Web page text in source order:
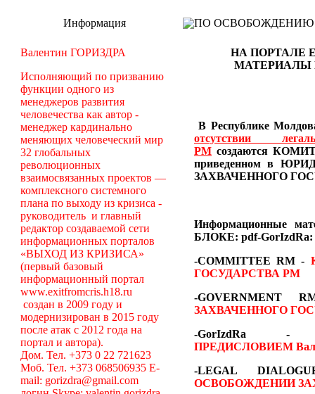
Информация
Валентин ГОРИЗДРА
Исполняющий по призванию
функции одного из
менеджеров развития
человечества как автор -
менеджер кардинально
меняющих человеческий мир
32 глобальных
революционных
взаимосвязанных проектов —
комплексного системного
плана по выходу из кризиса -
руководитель и главный
редактор создаваемой сети
информационных порталов
«ВЫХОД ИЗ КРИЗИСА»
(первый базовый
информационный портал
www.exitfromcris.h18.ru
создан в 2009 году и
модернизирован в 2015 году
после атак с 2012 года на
портал и автора).
Дом. Тел. +373 0 22 721623
Моб. Тел. +373 068506935 E-
mail: gorizdra@gmail.com
ПО ОСВОБОЖДЕНИЮ
НА ПОРТАЛЕ
МАТЕРИАЛЫ
В Республике
отсутствии
РМ создаются
приведенном в
ЗАХВАЧЕННОГО
Информационные
БЛОКЕ: pdf-GorIzdRa:
-COMMITTEE RM -
ГОСУДАРСТВА РМ
-
ЗАХВАЧЕННОГО
-
ПРЕДИСЛОВИЕМ
-LEGAL
ОСВОБОЖДЕНИИ